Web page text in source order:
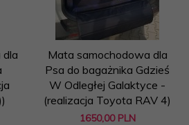
Mata samochodowa dla
Psa do bagażnika Gdzieś
W Odległej Galaktyce -
(realizacja Toyota RAV 4)
1650,00 PLN